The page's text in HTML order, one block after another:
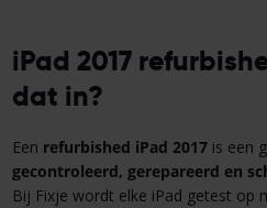
iPad 2017
dat in?
Een refurbished iPad 2017is een
gecontroleerd, gerepareerd en
Bij Fixje wordt elke iPad getest op